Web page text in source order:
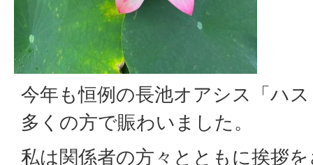
今年も恒例の長池オアシス「ハ
多くの方で賑わいました。
私は関係者の方々とともに挨拶